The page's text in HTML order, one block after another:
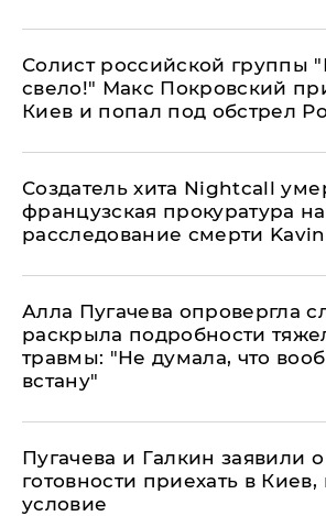
Солист российской группы
свело!" Макс Покровский
Киев и попал под обстрел
Создатель хита Nightcall
французская прокуратура
расследование смерти
Алла Пугачева опровергла
раскрыла подробности
травмы: "Не думала, что
встану"
Пугачева и Галкин заявили о
готовности приехать в Киев,
условие